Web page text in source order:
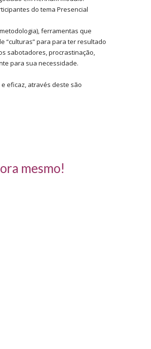
do tema Presencial
ferramentas que
“culturas” para para ter resultado
sabotadores, procrastinação,
para sua necessidade.
eficaz, através deste são
mesmo!